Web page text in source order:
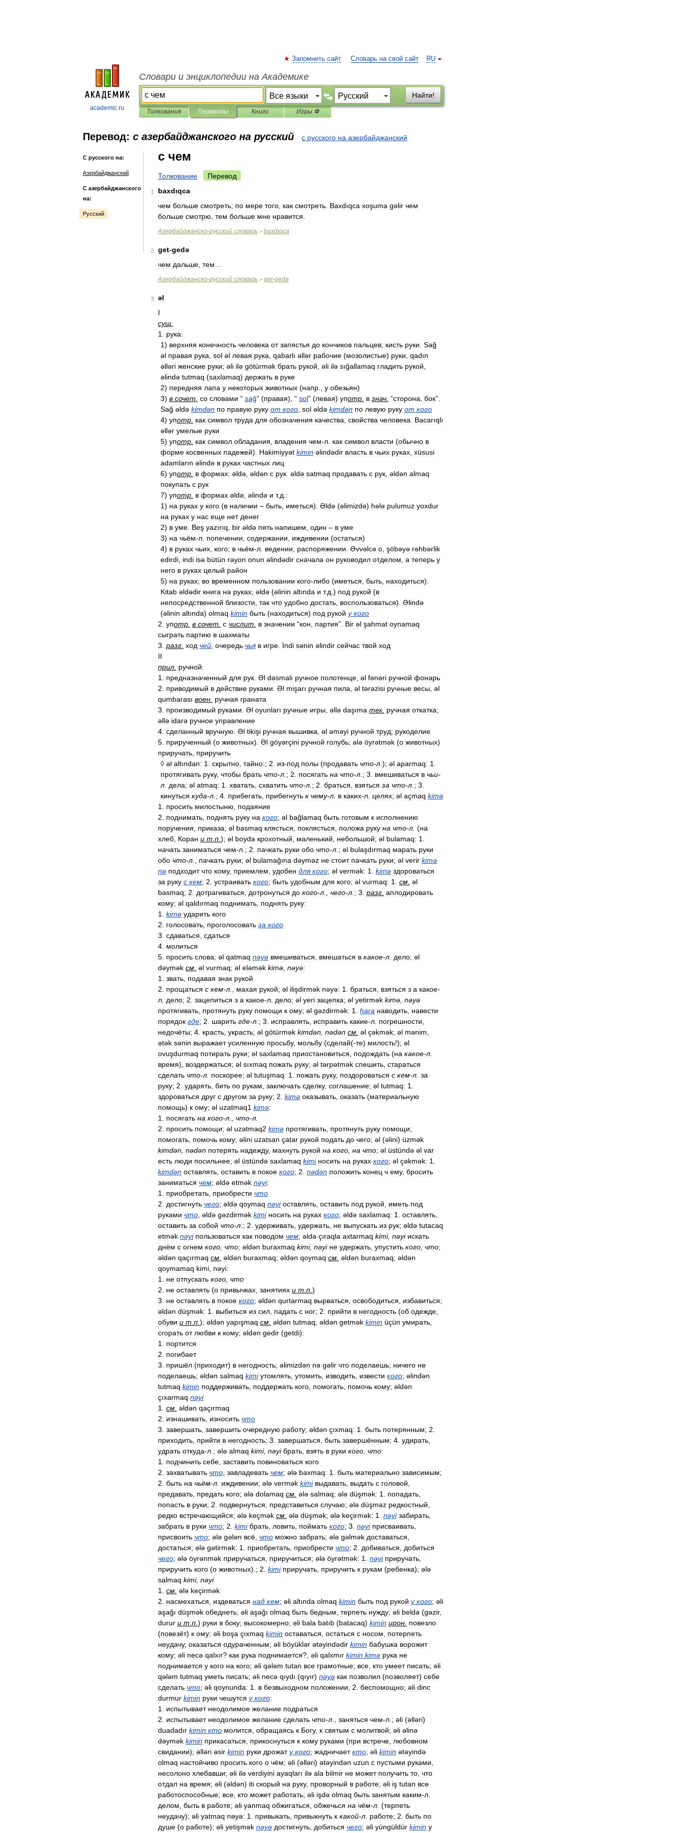
academic.ru
RU
Запомнить сайт Словарь на свой сайт
Словари и энциклопедии на Академике
Найти!
Толкования Переводы Книги Игры ⚽
Перевод: с азербайджанского на русский с русского на азербайджанский
С русского на:
Азербайджанский
С азербайджанского
на:
Русский
с чем
Толкование Перевод
1
baxdıqca
чем больше смотреть; по мере того как смотреть Baxdıqca xoşuma gəlir чем
больше смотрю тем больше мне нравится
Азербайджанско-русский словарь > baxdıqca
2 get-gedə
чем дальше тем
Азербайджанско-русский словарь > get-gedə
3
əl
I
сущ
1
рука:
1) верхняя конечность человека от запястья до кончиков пальцев; кисть руки Sağ
əl правая рука sol əl левая рука qabarlı əllər рабочие (мозолистые) руки qadın
əlləri женские руки; əli ilə götürmək брать рукой əli ilə sığallamaq гладить рукой
əlində tutmaq (saxlamaq) держать в руке
2) передняя лапа у некоторых животных (напр у обезьян)
3) в сочет со словами “ sağ” (правая), “ sol” (левая) употр в знач “сторона бок”.
Sağ əldə kimdən по правую руку от кого sol əldə kimdən по левую руку от кого
4) употр как символ труда для обозначения качества свойства человека
Bacarıqlı
əllər умелые руки
5) употр как символ обладания владения чем-л как символ власти (обычно в
форме косвенных падежей). Hakimiyyət kimin əlindədir власть в чьих руках xüsusi
adamların əlində в руках частных лиц
6) употр в формах: əldə əldən с рук əldə satmaq продавать с рук əldən almaq
покупать с рук
7) употр в формах əldə əlində и т.д :
1) на руках у кого (в наличии – быть иметься). Əldə (əlimizdə) hələ pulumuz yoxdur
на руках у нас еще нет денег
2) в уме Beş yazırıq bir əldə пять напишем один – в уме
3) на чьём-л попечении содержании иждивении (остаться)
4) в руках чьих кого; в чьём-л ведении распоряжении Əvvəlcə o şöbəyə rəhbərlik
edirdi indi isə bütün rayon onun əlindədir сначала он руководил отделом а теперь у
него в руках целый район
5) на руках; во временном пользовании кого-либо (иметься быть находиться).
Kitab əldədir книга на руках; əldə (əlinin altında и т.д .) под рукой (в
непосредственной близости так что удобно достать воспользоваться). Əlində
(əlinin altında) olmaq kimin быть (находиться) под рукой у кого
2 употр в сочет с числит в значении “кон партия”. Bir əl şahmat oynamaq
сыграть партию в шахматы
3 разг ход чей очередь чья в игре İndi sənin əlindir сейчас твой ход
II
прил ручной:
1
предназначенный для рук Əl dəsmalı ручное полотенце əl fənəri ручной фонарь
2
приводимый в действие руками Əl mişarı ручная пила əl tərəzisi ручные весы əl
qumbarası воен ручная граната
3
производимый руками Əl oyunları ручные игры əllə daşıma тех ручная откатка;
əllə idarə ручное управление
4 сделанный вручную Əl tikişi ручная вышивка əl əməyi ручной труд; рукоделие
5 прирученный (о животных). Əl göyərçini ручной голубь; ələ öyrətmək (о животных)
приручать приручить
◊ əl altından: 1 скрытно тайно:; 2 из-под полы (продавать что-л ); əl aparmaq: 1
протягивать руку, чтобы брать что-л ; 2 посягать на что-л ; 3 вмешиваться в чьи-
л дела; əl atmaq: 1 хватать схватить что-л ; 2 браться взяться за что-л ; 3
кинуться куда-л ; 4 прибегать прибегнуть к чему-л в каких-л целях; əl açmaq kimə
1
просить милостыню
подаяние
2
поднимать поднять руку на кого; əl bağlamaq быть готовым к исполнению
поручения
приказа; əl basmaq клясться поклясться положа руку на что-л (на
хлеб Коран и т п ); əl boyda крохотный маленький небольшой; əl bulamaq: 1
начать заниматься чем-л .; 2 пачкать руки обо что-л ; əl bulaşdırmaq марать руки
обо что-л пачкать руки; əl bulamağına dəyməz не стоит пачкать руки; əl verir kimə
nə подходит что кому, приемлем удобен для кого; əl vermək: 1 kimə здороваться
за руку с кем; 2 устраивать кого; быть удобным для кого; əl vurmaq: 1 см əl
basmaq; 2 дотрагиваться дотронуться до кого-л чего-л ; 3 разг аплодировать
кому; əl qaldırmaq поднимать поднять руку:
1
kimə ударить кого
2
голосовать проголосовать за кого
3 сдаваться сдаться
4 молиться
5 просить слова; əl qatmaq nəyə вмешиваться вмешаться в какое-л дело; əl
dəymək см əl vurmaq; əl eləmək kimə nəyə:
1
звать подавая знак рукой
2
прощаться с кем-л махая рукой; əl ilişdirmək nəyə: 1 браться взяться з а какое-
л дело; 2 зацепиться з а какое-л дело; əl yeri зацепка; əl yetirmək kimə nəyə
протягивать протянуть руку помощи к ому; əl gəzdirmək: 1 hara наводить навести
порядок где; 2 шарить где-л ; 3 исправлять исправить какие-л погрешности
недочёты; 4 красть украсть; əl götürmək kimdən nədən см əl çəkmək; əl mənim
ətək sənin выражает усиленную просьбу, мольбу (сделай(-те) милость!); əl
ovuşdurmaq потирать руки; əl saxlamaq приостановиться подождать (на какое-л
время), воздержаться; əl sıxmaq пожать руку; əl tərpətmək спешить стараться
сделать что-л поскорее; əl tutuşmaq: 1 пожать руку, поздороваться с кем-л за
руку; 2 ударять бить по рукам заключать сделку, соглашение; əl tutmaq: 1
здороваться друг с другом за руку; 2 kimə оказывать оказать (материальную
помощь) к ому; əl uzatmaq1 kimə:
1
посягать на кого-л что-л
2
просить помощи; əl uzatmaq2 kimə протягивать протянуть руку помощи;
помогать помочь кому; əlini uzatsan çatar рукой подать до чего; əl (əlini) üzmək
kimdən nədən потерять надежду, махнуть рукой на кого на что; əl üstündə əl var
есть люди посильнее; əl üstündə saxlamaq kimi носить на руках кого; əl çəkmək: 1
kimdən оставлять оставить в покое кого; 2 nədən положить конец ч ему, бросить
заниматься чем; əldə etmək nəyi:
1
приобретать приобрести что
2
достигнуть чего; əldə qoymaq nəyi оставлять оставить под рукой иметь под
руками что əldə gəzdirmək kimi носить на руках кого; əldə saxlamaq: 1 оставлять
оставить за собой что-л ; 2 удерживать удержать не выпускать из рук; əldə tutacaq
etmək nəyi пользоваться как поводом чем; əldə çıraqla axtarmaq kimi, nəyi искать
днём с огнем кого что; əldən buraxmaq kimi, nəyi не удержать упустить кого что;
əldən qaçırmaq см əldən buraxmaq; əldən qoymaq см əldən buraxmaq; əldən
qoymamaq kimi nəyi:
1
не отпускать кого что
2
не оставлять (о привычках занятиях и т п )
3
не оставлять в покое кого; əldən qurtarmaq вырваться освободиться избавиться;
əldən düşmək: 1 выбиться из сил падать с ног; 2 прийти в негодность (об одежде
обуви и т п ); əldən yapışmaq см əldən tutmaq; əldən getmək kimin üçün умирать
сгорать от любви к кому; əldən gedir (getdi):
1
портится
2
погибает
3
пришёл (приходит) в негодность; əlimizdən nə gəlir что поделаешь; ничего не
поделаешь; əldən salmaq kimi утомлять утомить изводить извести кого; əlindən
tutmaq kimin поддерживать поддержать кого помогать помочь кому; əldən
çıxarmaq nəyi
1
см əldən qaçırmaq
2
изнашивать износить что
3 завершать завершить очередную работу; əldən çıxmaq: 1 быть потерянным; 2
приходить прийти в негодность; 3 завершаться быть завершённым; 4 удирать
удрать откуда-л .; ələ almaq kimi, nəyi брать взять в руки кого что:
1
подчинить себе заставить повиноваться кого
2 захватывать что завладевать чем; ələ baxmaq: 1 быть материально зависимым;
2 быть на чьём-л иждивении; ələ vermək kimi выдавать выдать с головой
предавать предать кого; ələ dolamaq см ələ salmaq; ələ düşmək: 1 попадать
попасть в руки; 2 подвернуться; представиться случаю; ələ düşməz редкостный
редко встречающийся; ələ keçmək см ələ düşmək; ələ keçirmək: 1 nəyi забирать
забрать в руки что; 2 kimi брать ловить поймать кого; 3 nəyi присваивать
присвоить что; ələ gələn всё что можно забрать; ələ gəlmək доставаться
достаться; ələ gətirmək: 1 приобретать приобрести что; 2 добиваться
добиться
чего; ələ öyrənmək приручаться приручиться; ələ öyrətmək: 1 nəyi приручать
приручить кого (о животных).; 2 kimi приручать приручить к рукам (ребенка); ələ
salmaq kimi, nəyi
1
см ələ keçirmək
2
насмехаться издеваться над кем; əli altında olmaq kimin быть под рукой у кого; əli
aşağı düşmək обеднеть; əli aşağı olmaq быть бедным терпеть нужду; əli beldə (gəzir,
durur и т п ) руки в боку; высокомерно; əli bala batıb (batacaq) kimin ирон повезло
(повезёт) к ому; əli boşa çıxmaq kimin оставаться остаться с носом
потерпеть
неудачу, оказаться одураченным; əli böyüklər ətəyindədir kimin бабушка ворожит
кому; əli necə qalxır? как рука поднимается?, əli qalxmır kimin kimə рука не
поднимается у кого на кого; əli qələm tutan все грамотные; все кто умеет писать; əli
qələm tutmaq уметь писать; əli necə qıydı (qıyır) nəyə как позволил (позволяет) себе
сделать что; əli qoynunda: 1 в безвыходном положении; 2 беспомощно; əli dinc
durmur kimin руки чешутся у кого:
1
испытывает неодолимое желание подраться
2
испытывает неодолимое желание сделать что-л заняться чем-л .; əli (əlləri)
duadadır kimin кто молится обращаясь к Богу, к святым с молитвой; əli əlinə
dəymək kimin прикасаться прикоснуться к кому руками (при встрече любовном
свидании); əlləri əsir kimin руки дрожат у кого; жадничает кто; əli kimin ətəyində
olmaq настойчиво просить кого о чём; əli (əlləri) ətəyindən uzun с пустыми руками
несолоно хлебавши; əli ilə verdiyini ayaqları ilə ala bilmir не может получить то что
отдал на время; əli (əldən) iti скорый на руку, проворный в работе; əli iş tutan все
работоспособные; все кто может работать; əli işdə olmaq быть занятым каким-л
делом быть в работе; əli yanmaq обжигаться обжечься на чём-л (терпеть
неудачу); əli yatmaq nəyə: 1 привыкать привыкнуть к какой-л работе; 2 быть по
душе (о работе); əli yetişmək nəyə достигнуть добиться чего; əli yüngüldür kimin у